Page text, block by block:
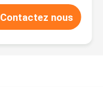
Contactez nous